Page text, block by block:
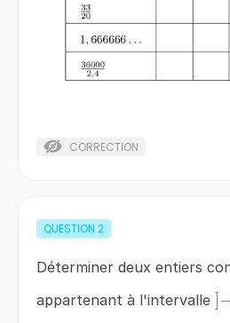
CORRECTION
QUESTION 2
Déterminer deux entiers
appartenant à l'intervalle −